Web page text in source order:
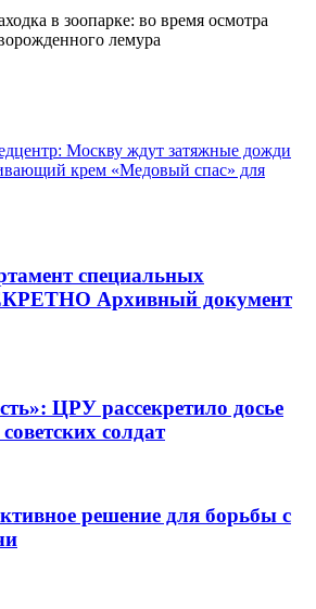
в зоопарке: во время осмотра
лемура
Москву ждут затяжные дожди
крем «Медовый спас» для
специальных
Архивный документ
ЦРУ рассекретило досье
солдат
решение для борьбы с